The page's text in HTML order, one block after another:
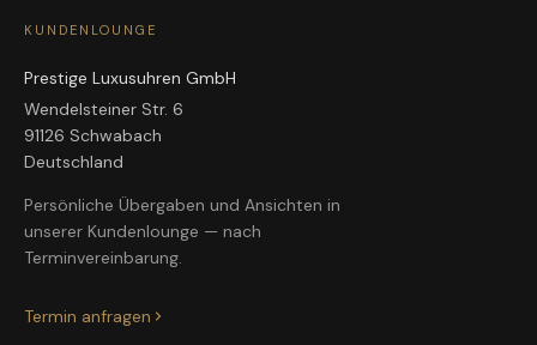
KUNDENLOUNGE
Prestige Luxusuhren GmbH
Wendelsteiner Str. 6
91126 Schwabach
Deutschland
Persönliche Übergaben und Ansichten in
unserer Kundenlounge — nach
Terminvereinbarung.
Termin anfragen